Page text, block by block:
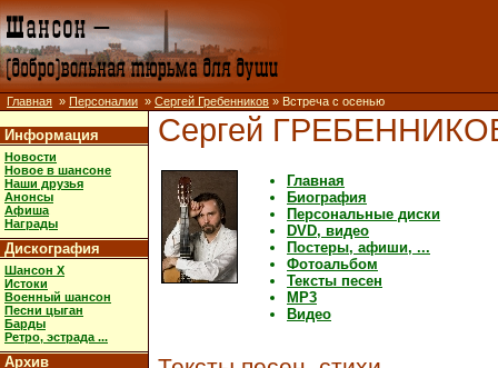
Главная » Персоналии » Сергей Гребенников » Встреча с осенью
Информация
Новости
Новое в шансоне
Наши друзья
Анонсы
Афиша
Награды
Дискография
Шансон X
Истоки
Военный шансон
Песни цыган
Барды
Ретро, эстрада ...
Архив
Сергей
Главная
Биография
Персональные диски
DVD, видео
Постеры, афиши, ...
Фотоальбом
Тексты песен
MP3
Видео